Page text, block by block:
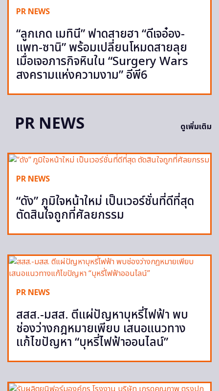
PR NEWS
“ลูกเกด เมทินี” ฟาดสายฮา “ดีเจอ๋อง-
แพท-ซานิ” พร้อมเปลี่ยนโหมดสายลุย
เมื่อเจอภารกิจหินใน “Surgery Wars
สงครามแห่งความงาม” อีพี6
PR NEWS ดูเพิ่มเติม
PR NEWS
“ดัง” ภูมิใจหน้าใหม่ เป็นเวอร์ชั่นที่ดีที่สุด
ตัดสินใจถูกที่ศัลยกรรม
PR NEWS
สสส.-มสส. ตีแผ่ปัญหาบุหรี่ไฟฟ้า พบ
ช่องว่างกฎหมายเพียบ เสนอแนวทาง
แก้ไขปัญหา “บุหรี่ไฟฟ้าออนไลน์”